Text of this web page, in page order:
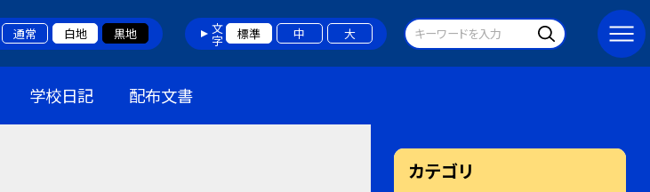
通常 白地 黒地 文字 標準 中 大
学校日記 配布文書
カテゴリ